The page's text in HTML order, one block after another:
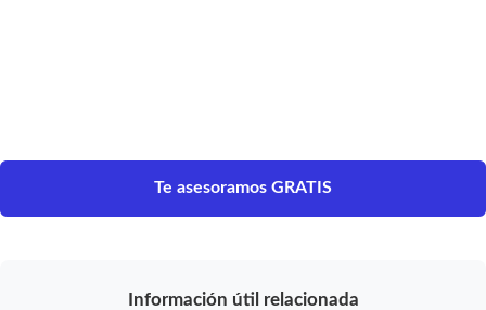
Te asesoramos GRATIS
Información útil relacionada